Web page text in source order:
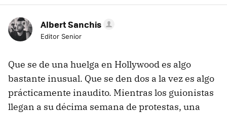
Albert Sanchis
Editor Senior
Que se de una huelga en Hollywood es algo
bastante inusual. Que se den dos a la vez es algo
prácticamente inaudito. Mientras los guionistas
llegan a su décima semana de protestas, una